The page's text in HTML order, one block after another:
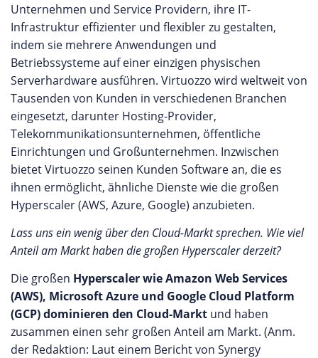
Unternehmen und Service Providern, ihre IT-
Infrastruktur effizienter und flexibler zu gestalten,
indem sie mehrere Anwendungen und
Betriebssysteme auf einer einzigen physischen
Serverhardware ausführen. Virtuozzo wird weltweit von
Tausenden von Kunden in verschiedenen Branchen
eingesetzt, darunter Hosting-Provider,
Telekommunikationsunternehmen, öffentliche
Einrichtungen und Großunternehmen. Inzwischen
bietet Virtuozzo seinen Kunden Software an, die es
ihnen ermöglicht, ähnliche Dienste wie die großen
Hyperscaler (AWS, Azure, Google) anzubieten.
Lass uns ein wenig über den Cloud-Markt sprechen. Wie viel
Anteil am Markt haben die großen Hyperscaler derzeit?
Die großen Hyperscaler wie Amazon Web Services
(AWS), Microsoft Azure und Google Cloud Platform
(GCP) dominieren den Cloud-Markt und haben
zusammen einen sehr großen Anteil am Markt. (Anm.
der Redaktion: Laut einem Bericht von Synergy